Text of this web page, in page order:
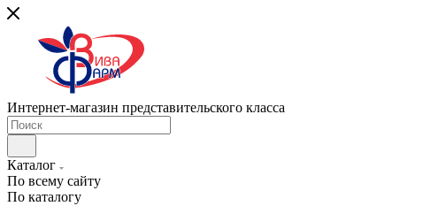
Интернет-магазин представительского класса
Каталог
По всему сайту
По каталогу